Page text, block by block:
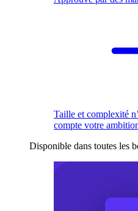
Taille et complexité
compte votre
Disponible dans toutes les